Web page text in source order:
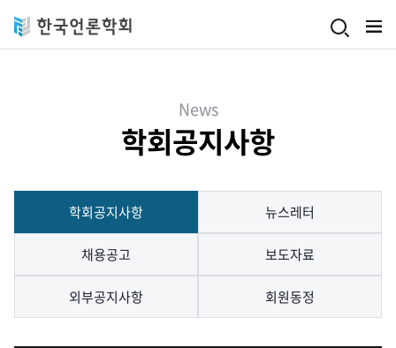
News
학회공지사항
학회공지사항 뉴스레터
채용공고 보도자료
외부공지사항 회원동정